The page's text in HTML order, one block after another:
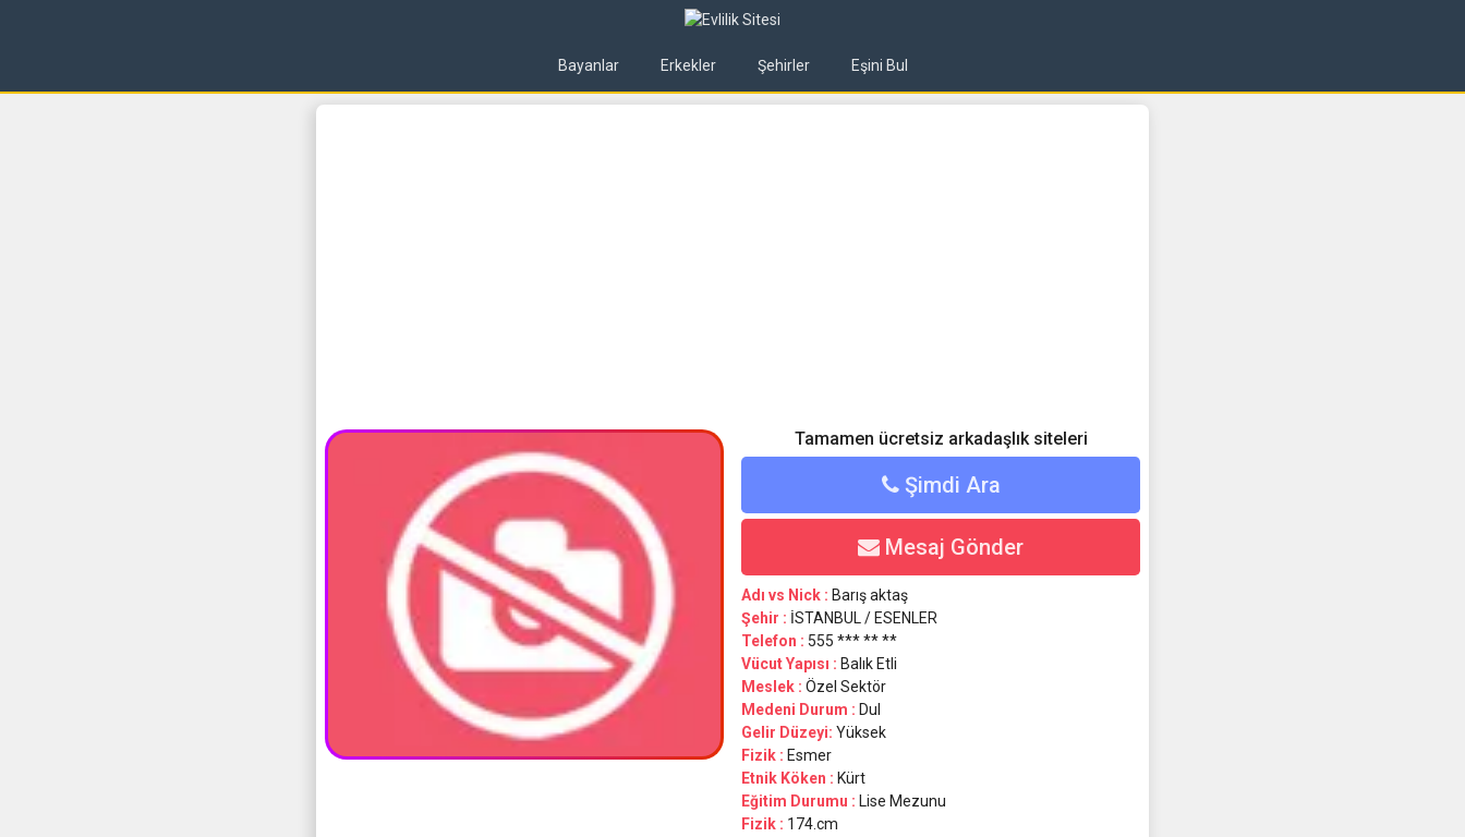
Bayanlar Erkekler Şehirler Eşini Bul
Tamamen ücretsiz arkadaşlık siteleri
Şimdi Ara
Mesaj Gönder
Adı vs Nick : Barış aktaş
Şehir : İSTANBUL / ESENLER
Telefon : 555 *** ** **
Vücut Yapısı : Balık Etli
Meslek : Özel Sektör
Medeni Durum : Dul
Gelir Düzeyi: Yüksek
Fizik : Esmer
Etnik Köken : Kürt
Eğitim Durumu : Lise Mezunu
Fizik : 174.cm